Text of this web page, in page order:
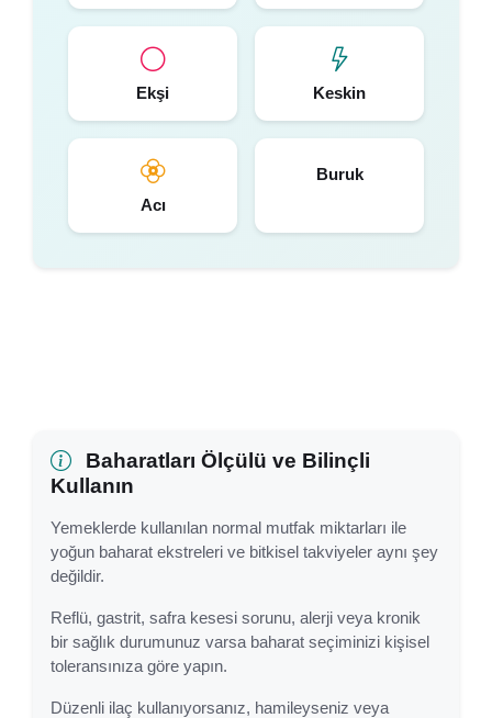
Ekşi Keskin
Acı
Buruk
Baharatları Ölçülü ve Bilinçli
Kullanın
Yemeklerde kullanılan normal mutfak miktarları ile
yoğun baharat ekstreleri ve bitkisel takviyeler aynı şey
değildir.
Reflü, gastrit, safra kesesi sorunu, alerji veya kronik
bir sağlık durumunuz varsa baharat seçiminizi kişisel
toleransınıza göre yapın.
Düzenli ilaç kullanıyorsanız, hamileyseniz veya